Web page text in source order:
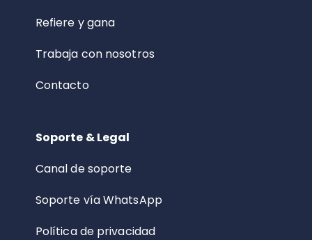
Refiere y gana
Trabaja con nosotros
Contacto
Soporte & Legal
Canal de soporte
Soporte vía WhatsApp
Política de privacidad